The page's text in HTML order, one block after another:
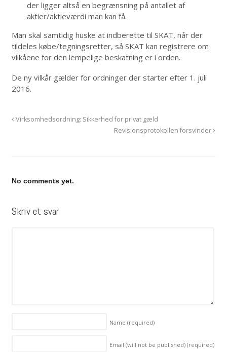
der ligger altså en begrænsning på antallet af
aktier/aktieværdi man kan få.
Man skal samtidig huske at indberette til SKAT, når der
tildeles købe/tegningsretter, så SKAT kan registrere om
vilkåene for den lempelige beskatning er i orden.
De ny vilkår gælder for ordninger der starter efter 1. juli
2016.
Virksomhedsordning: Sikkerhed for privat gæld
Revisionsprotokollen forsvinder
No comments yet.
Skriv et svar
Name (required)
Email (will not be published) (required)